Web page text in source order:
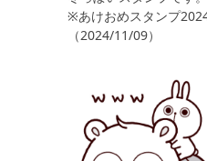
※あけおめスタンプ
（2024/11/09）